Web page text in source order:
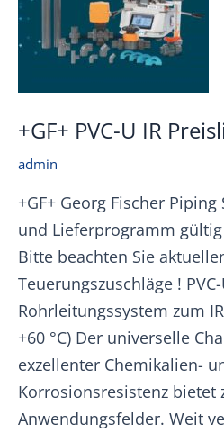
+GF+ PVC-U IR
admin
+GF+ Georg Fischer
und Lieferprogramm
Bitte beachten Sie
Teuerungszuschläge !
Rohrleitungssystem zum
+60 °C) Der universelle
exzellenter Chemikalien-
Korrosionsresistenz bietet
Anwendungsfelder. Weit